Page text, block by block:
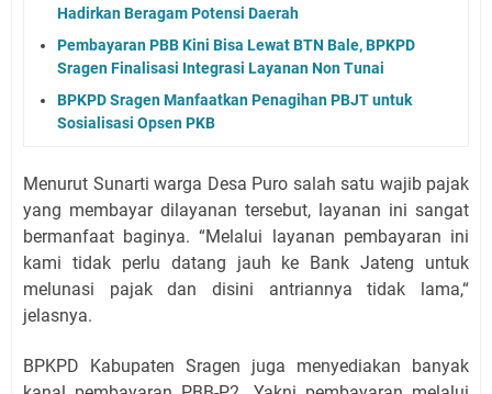
Hadirkan Beragam Potensi Daerah
Pembayaran PBB Kini Bisa Lewat BTN Bale, BPKPD
Sragen Finalisasi Integrasi Layanan Non Tunai
BPKPD Sragen Manfaatkan Penagihan PBJT untuk
Sosialisasi Opsen PKB
Menurut Sunarti warga Desa Puro salah satu wajib pajak
yang membayar dilayanan tersebut, layanan ini sangat
bermanfaat baginya. “Melalui layanan pembayaran ini
kami tidak perlu datang jauh ke Bank Jateng untuk
melunasi pajak dan disini antriannya tidak lama,“
jelasnya.
BPKPD Kabupaten Sragen juga menyediakan banyak